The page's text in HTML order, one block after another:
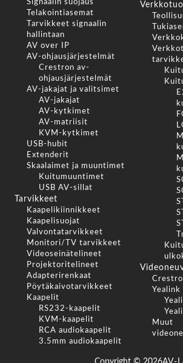
Signaalin suojaus
Telakointiasemat
Tarvikkeet signaalin
hallintaan
AV over IP
AV-ohjausjärjestelmät
Crestron av-
ohjausjärjestelmät
AV-jakajat ja valitsimet
AV-jakajat
AV-kytkimet
AV-matriisit
KVM-kytkimet
USB-hubit
Extenderit
Skaalaimet ja muuntimet
Kuitumuuntimet
USB AV-sillat
Tarvikkeet
Kaapelikiinnikkeet
Kaapelisuojat
Valvontatarvikkeet
Monitori/TV tarvikkeet
Videoseinätelineet
Projektoritelineet
Adapterirenkaat
Pöytäkaivotarvikkeet
Kaapelit
RS232-kaapelit
KVM-kaapelit
RCA audiokaapelit
3.5mm audiokaapelit
Muut